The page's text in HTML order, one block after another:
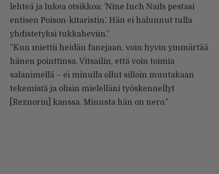
lehteä ja lukea otsikkoa: ’Nine Inch Nails pestasi
entisen Poison-kitaristin’. Hän ei halunnut tulla
yhdistetyksi tukkaheviin.”
”Kun miettii heidän fanejaan, voin hyvin ymmärtää
hänen pointtinsa. Vitsailin, että voin toimia
salanimellä – ei minulla ollut silloin muutakaan
tekemistä ja olisin mielelläni työskennellyt
[Reznorin] kanssa. Minusta hän on nero.”